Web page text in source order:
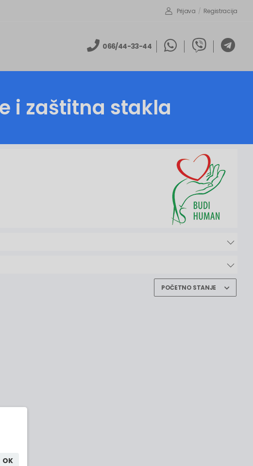
Prijava / Registracija
066/44-33-44
i zaštitna stakla
OK